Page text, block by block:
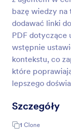
bazę wiedzy na
dodawać linki
PDF dotyczące
wstępnie
kontekstu, co
które
lepszego
Szczegóły
1 Clone